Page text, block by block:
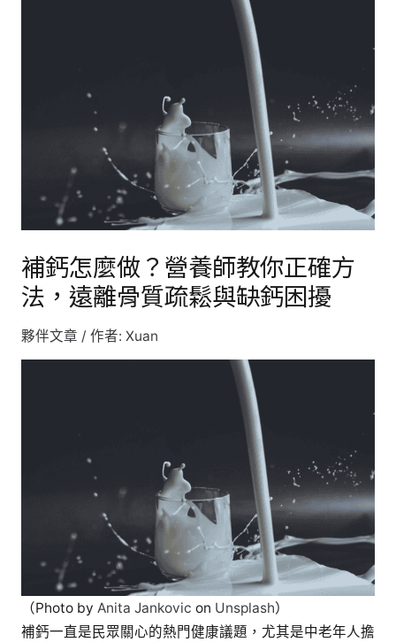
補鈣怎麼做？營養師教你正確方
法，遠離骨質疏鬆與缺鈣困擾
夥伴文章 / 作者: Xuan
（Photo by Anita Jankovic on Unsplash）
補鈣一直是民眾關心的熱門健康議題，尤其是中老年人擔
確
方
遠
離